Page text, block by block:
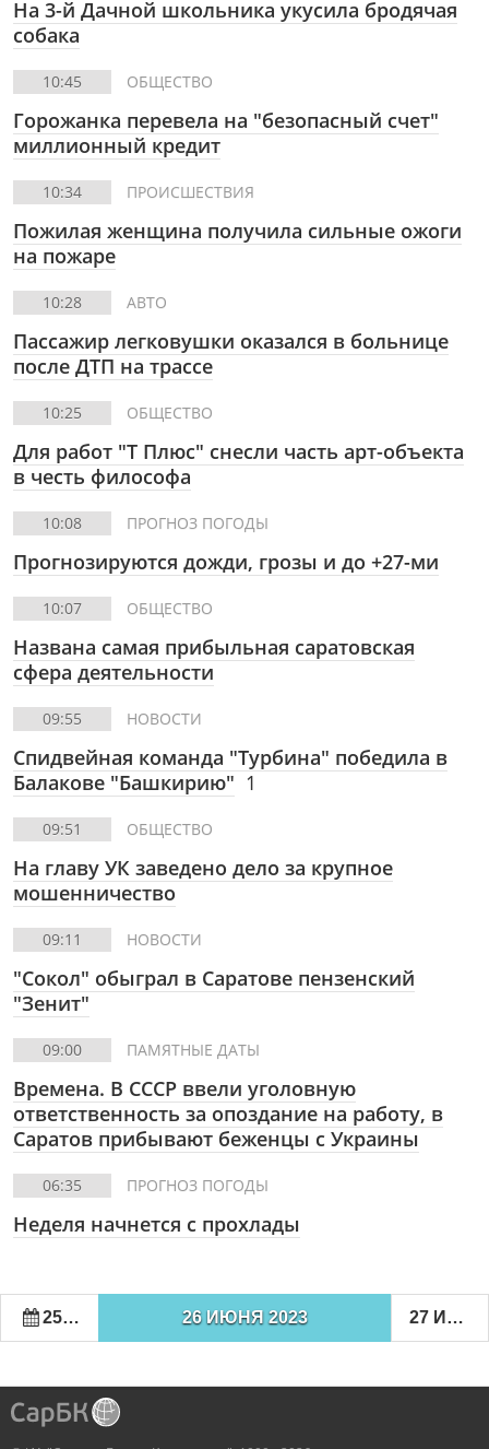
На 3-й Дачной школьника укусила бродячая
собака
10:45 ОБЩЕСТВО
Горожанка перевела на "безопасный счет"
миллионный кредит
10:34 ПРОИСШЕСТВИЯ
Пожилая женщина получила сильные ожоги
на пожаре
10:28 АВТО
Пассажир легковушки оказался в больнице
после ДТП на трассе
10:25 ОБЩЕСТВО
Для работ "Т Плюс" снесли часть арт-объекта
в честь философа
10:08 ПРОГНОЗ ПОГОДЫ
Прогнозируются дожди, грозы и до +27-ми
10:07 ОБЩЕСТВО
Названа самая прибыльная саратовская
сфера деятельности
09:55 НОВОСТИ
Спидвейная команда "Турбина" победила в
Балакове "Башкирию" 1
09:51 ОБЩЕСТВО
На главу УК заведено дело за крупное
мошенничество
09:11 НОВОСТИ
"Сокол" обыграл в Саратове пензенский
"Зенит"
09:00 ПАМЯТНЫЕ ДАТЫ
Времена. В СССР ввели уголовную
ответственность за опоздание на работу, в
Саратов прибывают беженцы с Украины
06:35 ПРОГНОЗ ПОГОДЫ
Неделя начнется с прохлады
25 ИЮНЯ 2023 26 ИЮНЯ 2023 27 ИЮНЯ 2023